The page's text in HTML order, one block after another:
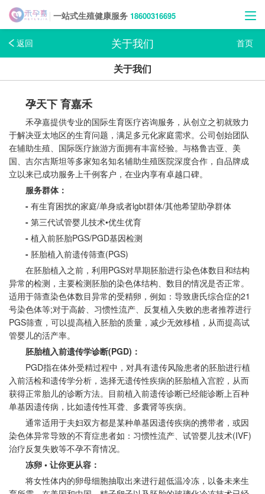
一站式生殖健康服务 18600316695
关于我们
返回 首页
关于我们
孕天下 育嘉禾
禾孕嘉提供专业的国际生育医疗咨询服务 ，从创立之初就致力
于解决亚太地区的生育问题，满足多元化家庭需求。公司创始团队
在辅助生殖、国际医疗旅游方面拥有丰富经验。与格鲁吉亚、美
国、吉尔吉斯坦等多家知名知名辅助生殖医院深度合作，自品牌成
立以来已成功服务上千例客户，在业内享有卓越口碑。
服务群体：
- 有生育困扰的家庭/单身或者lgbt群体/其他希望助孕群体
- 第三代试管婴儿技术•优生优育
- 植入前胚胎PGS/PGD基因检测
- 胚胎植入前遗传筛查(PGS)
在胚胎植入之前，利用PGS对早期胚胎进行染色体数目和结构
异常的检测，主要检测胚胎的染色体结构、数目的情况是否正常。
适用于筛查染色体数目异常的受精卵，例如：导致唐氏综合症的21
号染色体等;对于高龄、习惯性流产、反复植入失败的患者推荐进行
PGS筛查，可以提高植入胚胎的质量，减少无效移植，从而提高试
管婴儿的活产率。
胚胎植入前遗传学诊断(PGD)：
PGD指在体外受精过程中，对具有遗传风险患者的胚胎进行植
入前活检和遗传学分析，选择无遗传性疾病的胚胎植入宫腔，从而
获得正常胎儿的诊断方法。目前植入前遗传诊断已经能诊断上百种
单基因遗传病，比如遗传性耳聋、多囊肾等疾病。
通常适用于夫妇双方都是某种单基因遗传疾病的携带者，或因
染色体异常导致的不育症患者如：习惯性流产、试管婴儿技术(IVF)
治疗反复失败等不孕不育情况。
冻卵 • 让你更从容：
将女性体内的卵母细胞抽取出来进行超低温冷冻，以备未来生